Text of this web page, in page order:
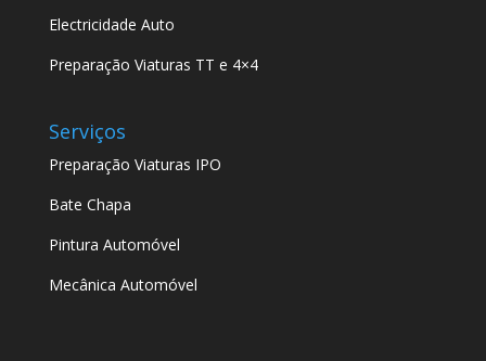
Electricidade Auto
Preparação Viaturas TT e 4×4
Serviços
Preparação Viaturas IPO
Bate Chapa
Pintura Automóvel
Mecânica Automóvel